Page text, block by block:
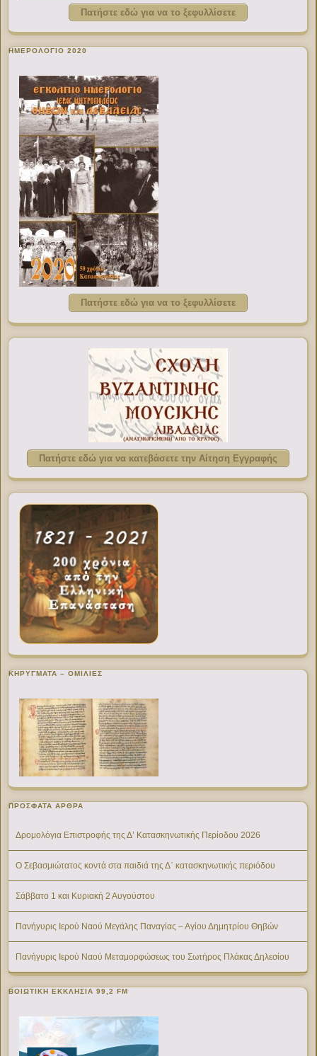
Πατήστε εδώ για να το ξεφυλλίσετε
ΗΜΕΡΟΛΟΓΙΟ 2020
Πατήστε εδώ για να το ξεφυλλίσετε
Πατήστε εδώ για να κατεβάσετε την Αίτηση Εγγραφής
ΚΗΡΥΓΜΑΤΑ – ΟΜΙΛΙΕΣ
ΠΡΌΣΦΑΤΑ ΆΡΘΡΑ
Δρομολόγια Επιστροφής της Δ’ Κατασκηνωτικής Περίοδου 2026
Ο Σεβασμιώτατος κοντά στα παιδιά της Δ΄ κατασκηνωτικής περιόδου
Σάββατο 1 και Κυριακή 2 Αυγούστου
Πανήγυρις Ιερού Ναού Μεγάλης Παναγίας – Αγίου Δημητρίου Θηβών
Πανήγυρις Ιερού Ναού Μεταμορφώσεως του Σωτήρος Πλάκας Δηλεσίου
ΒΟΙΩΤΙΚΉ ΕΚΚΛΗΣΊΑ 99,2 FM